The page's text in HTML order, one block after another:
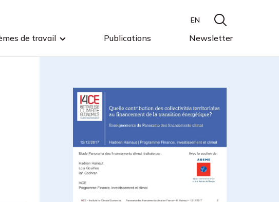
de travail Publications Newsletter
EN